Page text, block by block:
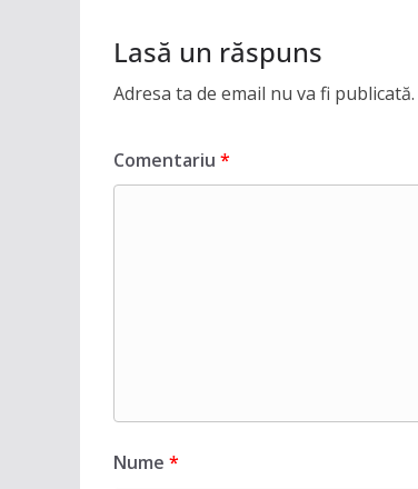
Lasă un răspuns
Adresa ta de email nu va fi publicată.
Comentariu *
Nume *